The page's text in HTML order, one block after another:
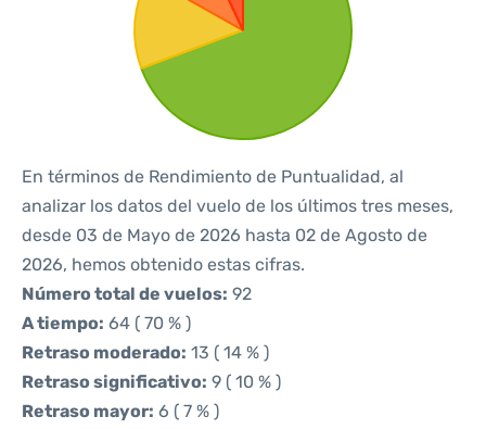
En términos de Rendimiento de Puntualidad, al
analizar los datos del vuelo de los últimos tres meses,
desde 03 de Mayo de 2026 hasta 02 de Agosto de
2026, hemos obtenido estas cifras.
Número total de vuelos: 92
A tiempo: 64 ( 70 % )
Retraso moderado: 13 ( 14 % )
Retraso significativo: 9 ( 10 % )
Retraso mayor: 6 ( 7 % )